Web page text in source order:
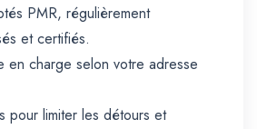
PMR, régulièrement
et certifiés.
en charge selon votre adresse
pour limiter les détours et